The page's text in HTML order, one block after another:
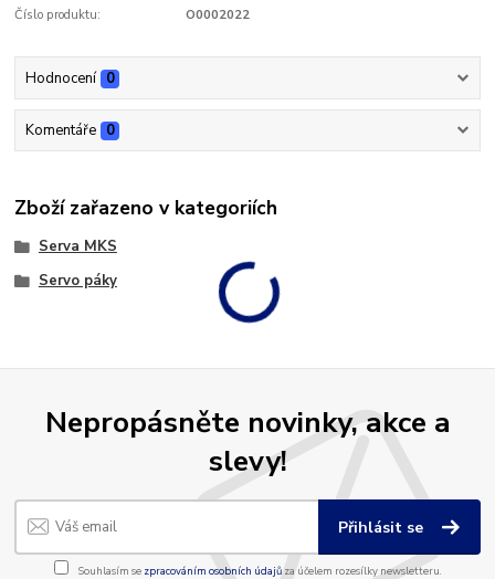
Číslo produktu: O0002022
Hodnocení 0
Komentáře 0
Zboží zařazeno v kategoriích
Serva MKS
Servo páky
Nepropásněte novinky, akce a
slevy!
Přihlásit se
Souhlasím se zpracováním osobních údajůza účelem rozesílky newsletteru.